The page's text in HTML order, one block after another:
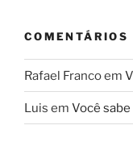
COMENTÁRIOS
Rafael Francoem
Luis em Você